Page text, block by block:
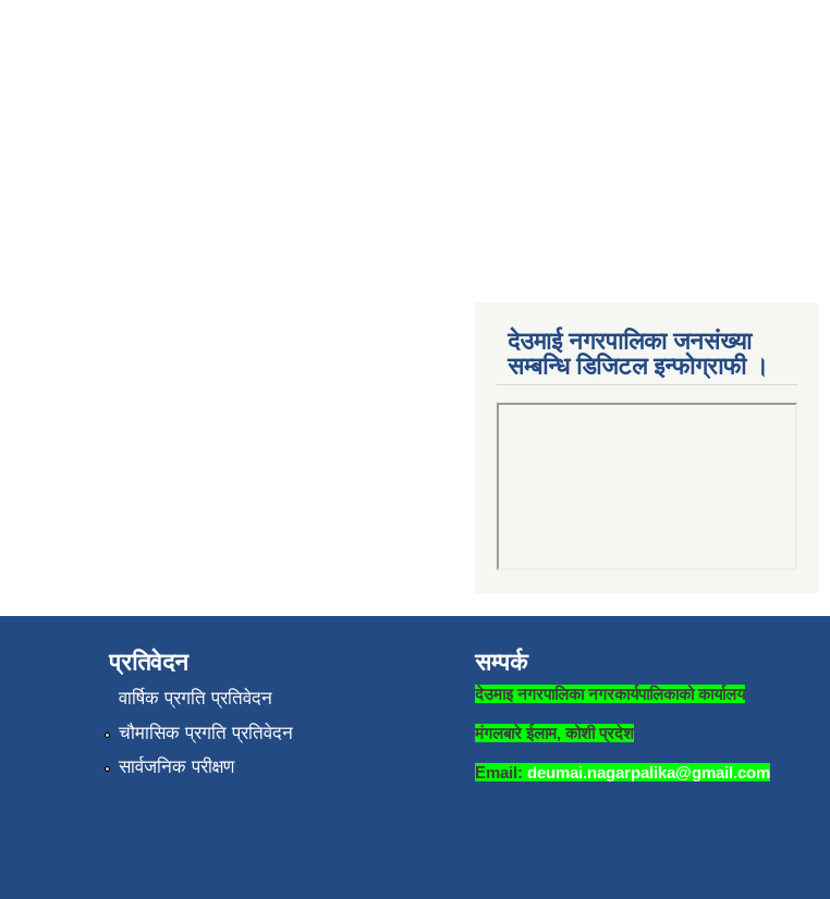
देउमाई नगरपालिका जनसंख्या
सम्बन्धि डिजिटल इन्फोग्राफी ।
प्रतिवेदन
वार्षिक प्रगति प्रतिवेदन
चौमासिक प्रगति प्रतिवेदन
सार्वजनिक परीक्षण
सम्पर्क
देउमाइ नगरपालिका नगरकार्यपालिकाको कार्यालय
मंगलबारे ईलाम, कोशी प्रदेश
Email: deumai.nagarpalika@gmail.com